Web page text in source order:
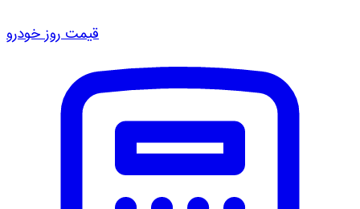
قیمت روز خودرو